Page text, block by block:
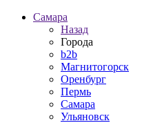
Самара
Назад
Города
b2b
Магнитогорск
Оренбург
Пермь
Самара
Ульяновск